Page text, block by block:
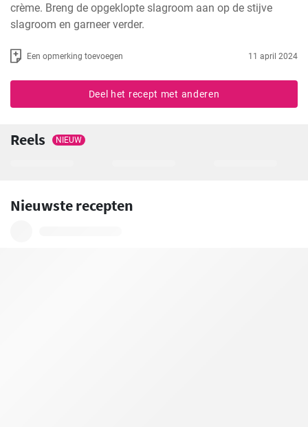
crème. Breng de opgeklopte slagroom aan op de stijve
slagroom en garneer verder.
Een opmerking toevoegen 11 april 2024
Deel het recept met anderen
Reels NIEUW
Nieuwste recepten